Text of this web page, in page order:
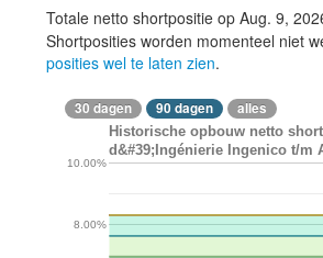
Totale netto shortpositie op Aug. 9,
Shortposities worden momenteel niet
posities wel te laten zien.
30 dagen 90 dagen alles
Historische opbouw netto
d&#39;Ingénierie Ingenico t/m
8.00%
10.00%